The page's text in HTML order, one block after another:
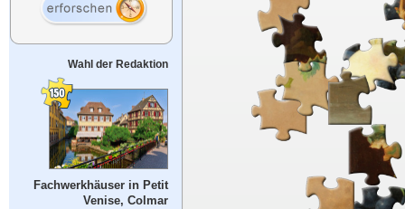
Wahl der Redaktion
Fachwerkhäuser in Petit
Venise, Colmar